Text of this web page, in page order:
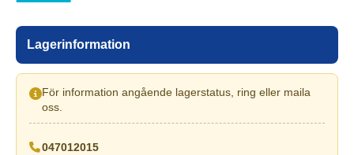
Lagerinformation
För information angående lagerstatus, ring eller maila
oss.
047012015